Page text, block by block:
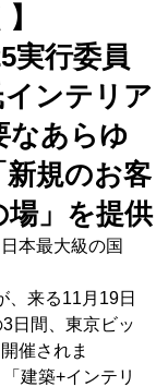
実行委員
ンテリア
なあらゆ
規のお客
」を提供
本最大級の国
、来る11月19日
3日間、東京ビッ
催されま
建築+インテリ